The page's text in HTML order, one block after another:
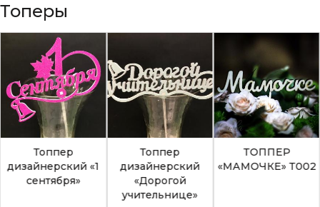
Топеры
Топпер
дизайнерский «1
сентября»
Топпер
дизайнерский
«Дорогой
учительнице»
ТОППЕР
«МАМОЧКЕ» Т002